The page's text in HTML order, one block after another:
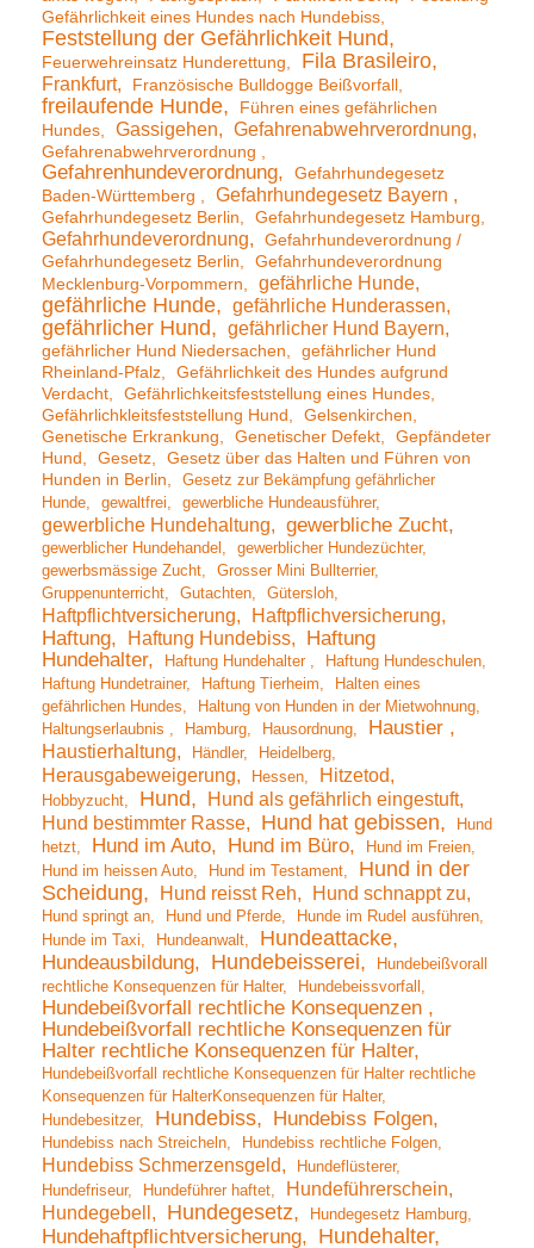
Gefährlichkeit eines Hundes nach Hundebiss
Feststellung der Gefährlichkeit Hund
Feuerwehreinsatz Hunderettung Fila Brasileiro
Frankfurt Französische Bulldogge Beißvorfall
freilaufende Hunde
Führen eines gefährlichen
Hundes
Gassigehen Gefahrenabwehrverordnung
Gefahrenabwehrverordnung
Gefahrenhundeverordnung
Gefahrhundegesetz
Baden-Württemberg
Gefahrhundegesetz Bayern
Gefahrhundegesetz Berlin Gefahrhundegesetz Hamburg
Gefahrhundeverordnung
Gefahrhundeverordnung /
Gefahrhundegesetz Berlin
Gefahrhundeverordnung
Mecklenburg-Vorpommern
gefährliche Hunde
gefährliche Hunde gefährliche Hunderassen
gefährlicher Hund gefährlicher Hund Bayern
gefährlicher Hund Niedersachen
gefährlicher Hund
Rheinland-Pfalz
Gefährlichkeit des Hundes aufgrund
Verdacht
Gefährlichkeitsfeststellung eines Hundes
Gefährlichkleitsfeststellung Hund
Gelsenkirchen
Genetische Erkrankung
Genetischer Defekt
Gepfändeter
Hund
Gesetz
Gesetz über das Halten und Führen von
Hunden in Berlin
Gesetz zur Bekämpfung gefährlicher
Hunde
gewaltfrei gewerbliche Hundeausführer
gewerbliche Hundehaltung gewerbliche Zucht
gewerblicher Hundehandel
gewerblicher Hundezüchter
gewerbsmässige Zucht
Grosser Mini Bullterrier
Gruppenunterricht
Gutachten Gütersloh
Haftpflichtversicherung Haftpflichversicherung
Haftung Haftung Hundebiss
Haftung
Hundehalter
Haftung Hundehalter
Haftung Hundeschulen
Haftung Hundetrainer
Haftung Tierheim
Halten eines
gefährlichen Hundes
Haltung von Hunden in der Mietwohnung
Haltungserlaubnis
Hamburg Hausordnung Haustier
Haustierhaltung Händler Heidelberg
Herausgabeweigerung Hessen Hitzetod
Hobbyzucht Hund
Hund als gefährlich eingestuft
Hund bestimmter Rasse
Hund hat gebissen
Hund
hetzt
Hund im Auto Hund im Büro
Hund im Freien
Hund im heissen Auto
Hund im Testament
Hund in der
Scheidung
Hund reisst Reh Hund schnappt zu
Hund springt an Hund und Pferde
Hunde im Rudel ausführen
Hunde im Taxi
Hundeanwalt Hundeattacke
Hundeausbildung Hundebeisserei
Hundebeißvorall
rechtliche Konsequenzen für Halter
Hundebeissvorfall
Hundebeißvorfall rechtliche Konsequenzen
Hundebeißvorfall rechtliche Konsequenzen für
Halter rechtliche Konsequenzen für Halter
Hundebeißvorfall rechtliche Konsequenzen für Halter rechtliche
Konsequenzen für HalterKonsequenzen für Halter
Hundebesitzer
Hundebiss Hundebiss Folgen
Hundebiss nach Streicheln Hundebiss rechtliche Folgen
Hundebiss Schmerzensgeld
Hundeflüsterer
Hundefriseur
Hundeführer haftet
Hundeführerschein
Hundegebell
Hundegesetz Hundegesetz Hamburg
Hundehaftpflichtversicherung Hundehalter